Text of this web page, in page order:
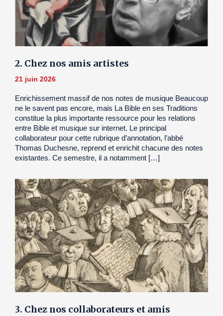
2. Chez nos amis artistes
21 juin 2026
Enrichissement massif de nos notes de musique Beaucoup
ne le savent pas encore, mais La Bible en ses Traditions
constitue la plus importante ressource pour les relations
entre Bible et musique sur internet. Le principal
collaborateur pour cette rubrique d’annotation, l’abbé
Thomas Duchesne, reprend et enrichit chacune des notes
existantes. Ce semestre, il a notamment […]
3. Chez nos collaborateurs et amis